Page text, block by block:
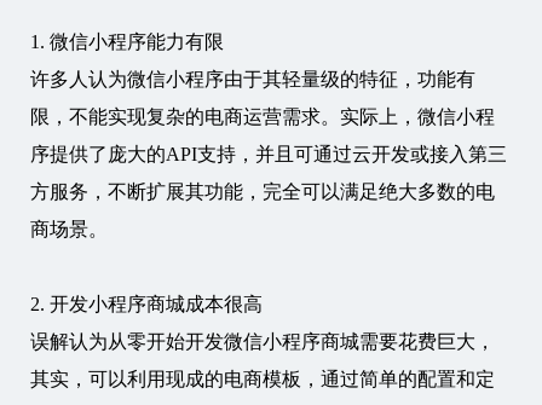
1. 微信小程序能力有限
许多人认为微信小程序由于其轻量级的特征，功能有
限，不能实现复杂的电商运营需求。实际上，微信小程
序提供了庞大的API支持，并且可通过云开发或接入第三
方服务，不断扩展其功能，完全可以满足绝大多数的电
商场景。
2. 开发小程序商城成本很高
误解认为从零开始开发微信小程序商城需要花费巨大，
其实，可以利用现成的电商模板，通过简单的配置和定